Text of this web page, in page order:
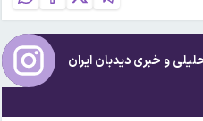
و خبریدیدبان ایران